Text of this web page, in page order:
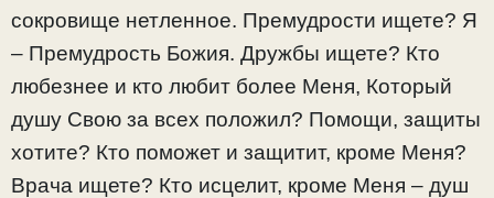
сокровище нетленное. Премудрости ищете? Я
– Премудрость Божия. Дружбы ищете? Кто
любезнее и кто любит более Меня, Который
душу Свою за всех положил? Помощи, защиты
хотите? Кто поможет и защитит, кроме Меня?
Врача ищете? Кто исцелит, кроме Меня – душ